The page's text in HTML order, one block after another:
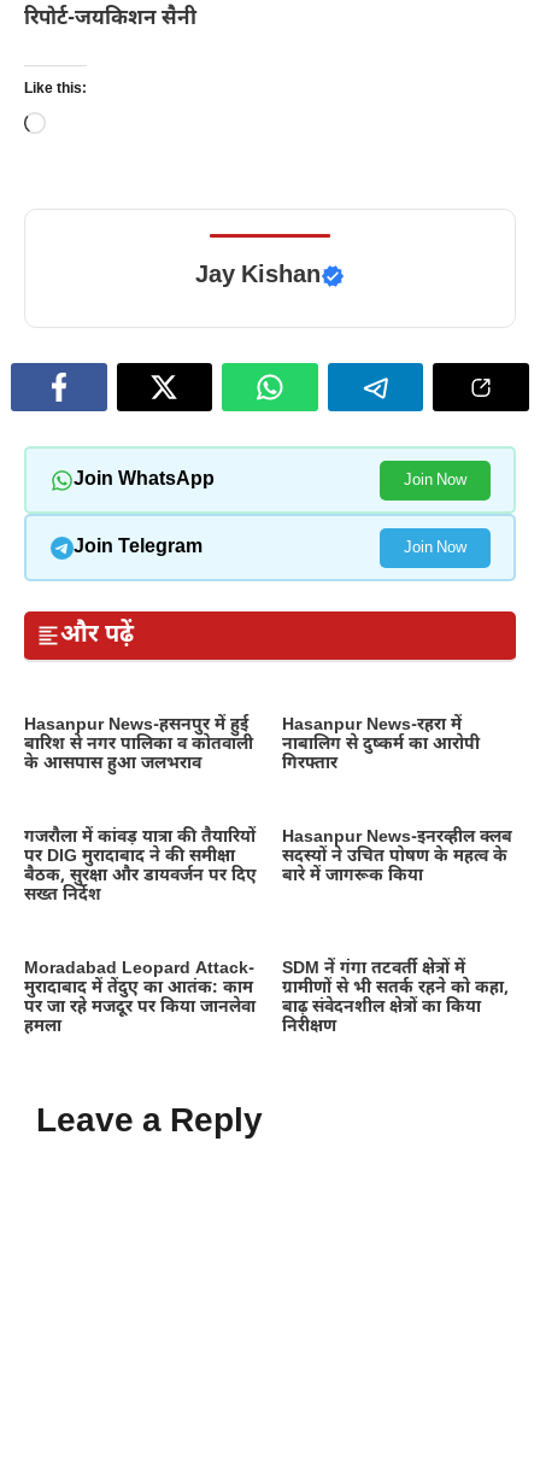
रिपोर्ट-जयकिशन सैनी
Like this:
Loading…
Jay Kishan
Join WhatsApp Join Now
Join Telegram Join Now
और पढ़ें
Hasanpur News-हसनपुर में हुई
बारिश से नगर पालिका व कोतवाली
के आसपास हुआ जलभराव
Hasanpur News-रहरा में
नाबालिग से दुष्कर्म का आरोपी
गिरफ्तार
गजरौला में कांवड़ यात्रा की तैयारियों
पर DIG मुरादाबाद ने की समीक्षा
बैठक, सुरक्षा और डायवर्जन पर दिए
सख्त निर्देश
Hasanpur News-इनरव्हील क्लब
सदस्यों ने उचित पोषण के महत्व के
बारे में जागरूक किया
Moradabad Leopard Attack-
मुरादाबाद में तेंदुए का आतंक: काम
पर जा रहे मजदूर पर किया जानलेवा
हमला
SDM नें गंगा तटवर्ती क्षेत्रों में
ग्रामीणों से भी सतर्क रहने को कहा,
बाढ़ संवेदनशील क्षेत्रों का किया
निरीक्षण
Leave a Reply